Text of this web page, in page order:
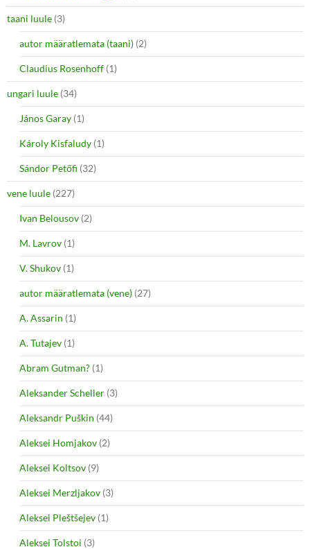
taani luule (3)
autor määratlemata (taani) (2)
Claudius Rosenhoff (1)
ungari luule (34)
János Garay (1)
Károly Kisfaludy (1)
Sándor Petőfi (32)
vene luule (227)
Ivan Belousov (2)
M. Lavrov (1)
V. Shukov (1)
autor määratlemata (vene) (27)
A. Assarin (1)
A. Tutajev (1)
Abram Gutman? (1)
Aleksander Scheller (3)
Aleksandr Puškin (44)
Aleksei Homjakov (2)
Aleksei Koltsov (9)
Aleksei Merzljakov (3)
Aleksei Pleštšejev (1)
Aleksei Tolstoi (3)